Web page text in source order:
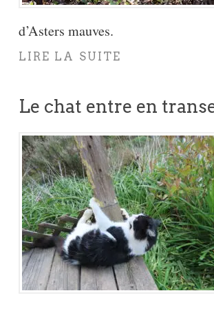
d’Asters mauves.
LIRE LA SUITE
Le chat entre en